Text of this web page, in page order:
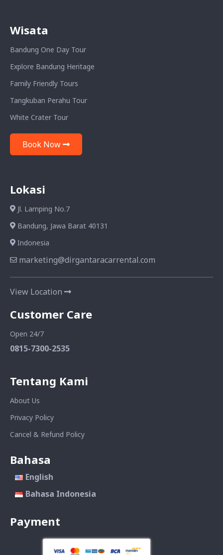
Wisata
Bandung One Day Tour
Explore Bandung Heritage
Family Friendly Tours
Tangkuban Perahu Tour
White Crater Tour
Book Now
Lokasi
Jl. Lamping No.7
Bandung, Jawa Barat 40131
Indonesia
marketing@dirgantaracarrental.com
View Location
Customer Care
Open 24/7
0815-7300-2535
Tentang Kami
About Us
Privacy Policy
Cancel & Refund Policy
Bahasa
English
Bahasa Indonesia
Payment